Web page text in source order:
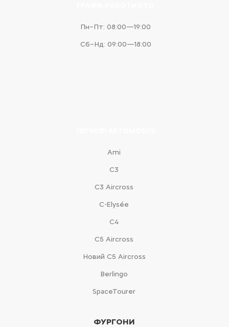
Пн–Пт: 08:00—19:00
Сб–Нд: 09:00—18:00
Ami
С3
С3 Aircross
C-Elysée
С4
С5 Aircross
Новий С5 Aircross
Berlingo
SpaceTourer
ФУРГОНИ